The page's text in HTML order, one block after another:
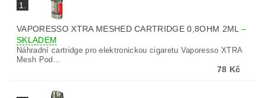
1.
VAPORESSO XTRA MESHED CARTRIDGE 0,8OHM 2ML –
SKLADEM
Náhradní cartridge pro elektronickou cigaretu Vaporesso XTRA
Mesh Pod...
78 Kč